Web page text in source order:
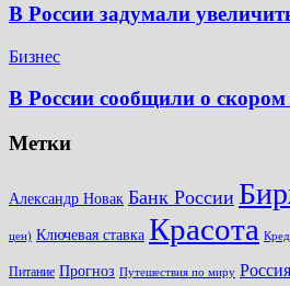
В России задумали
Бизнес
В России сообщили о
Метки
Александр Новак Банк России
цен) Ключевая ставка Красота
Питание Прогноз Путешествия по миру Россия